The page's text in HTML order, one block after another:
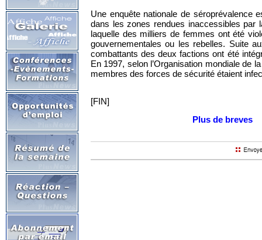
Une enquête nationale de séroprévalence
dans les zones rendues inaccessibles par
laquelle des milliers de femmes ont été
gouvernementales ou les rebelles. Suite
combattants des deux factions ont été
En 1997, selon l’Organisation mondiale de
membres des forces de sécurité étaient
[FIN]
Plus de breves